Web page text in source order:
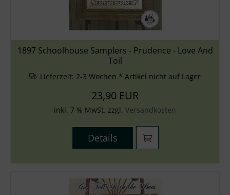
1897 Schoolhouse Samplers - Prudence - Love And
Toil
Lieferzeit: 2-3 Wochen * Artikel nicht auf Lager
23,90 EUR
inkl. 7 % MwSt. zzgl. Versandkosten
Details